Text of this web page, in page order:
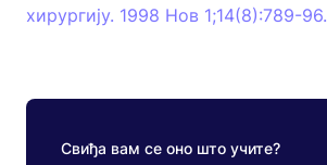
хирургију. 1998 Нов 1;14(8):789-96.
Свиђа вам се оно што учите?